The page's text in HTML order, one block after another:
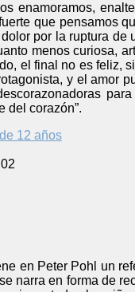
enamoramos,
que pensamos
por la ruptura
menos curiosa,
el final no es feliz,
y el amor
del corazón”.
12 años
en Peter Pohl un
narra en forma de